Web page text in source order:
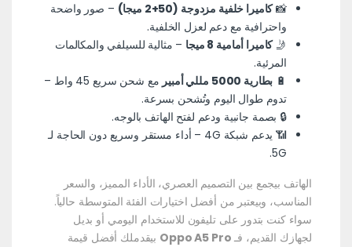
📸كاميرا خلفية مزدوجة (50+2 ميجا)
– صور واضحة
واحترافية مع دعم لعزل الخلفية.
🤳كاميرا أمامية 8 ميجا
– مثالية للسيلفي والمكالمات
المرئية.
🔋 بطارية 5000 مللي أمبير
مع شحن سريع 45 واط –
تدوم طوال اليوم وتُشحن بسرعة.
🔒 بصمة جانبية ودعم لفتح الهاتف بالوجه.
📶 يدعم شبكة 4G – أداء مستقر وسريع دون الحاجة لـ
5G.
الهاتف بيجمع بين التصميم العصري، الأداء المميز، والسعر
المناسب، وبيعتبر من أفضل اختيارات الفئة المتوسطة حالياً.
سواء كنت بتدور على تليفون للاستخدام اليومي أو بديل
لجهازك القديم، فـ Oppo A5 Pro بيقدملك أفضل قيمة